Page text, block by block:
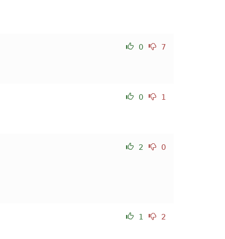
0 7
0 1
2 0
1 2